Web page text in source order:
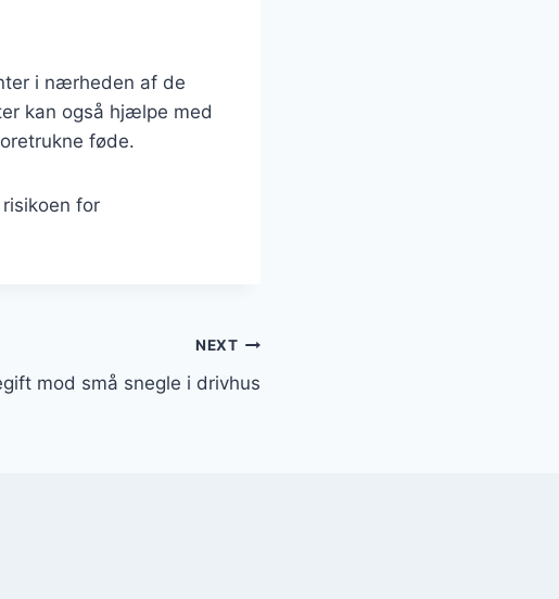
i nærheden af de
kan også hjælpe med
føde.
for
NEXT
mod små snegle i drivhus